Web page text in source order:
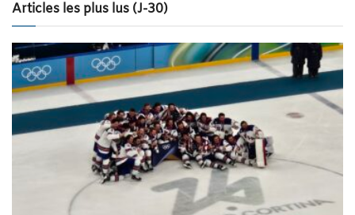
Articles les plus lus (J-30)